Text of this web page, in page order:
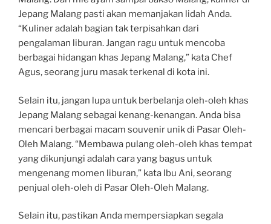
Jepang Malang pasti akan memanjakan lidah Anda.
“Kuliner adalah bagian tak terpisahkan dari
pengalaman liburan. Jangan ragu untuk mencoba
berbagai hidangan khas Jepang Malang,” kata Chef
Agus, seorang juru masak terkenal di kota ini.
Selain itu, jangan lupa untuk berbelanja oleh-oleh khas
Jepang Malang sebagai kenang-kenangan. Anda bisa
mencari berbagai macam souvenir unik di Pasar Oleh-
Oleh Malang. “Membawa pulang oleh-oleh khas tempat
yang dikunjungi adalah cara yang bagus untuk
mengenang momen liburan,” kata Ibu Ani, seorang
penjual oleh-oleh di Pasar Oleh-Oleh Malang.
Selain itu, pastikan Anda mempersiapkan segala